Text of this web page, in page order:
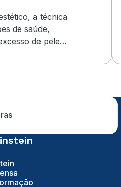
a técnica
de saúde,
de pele